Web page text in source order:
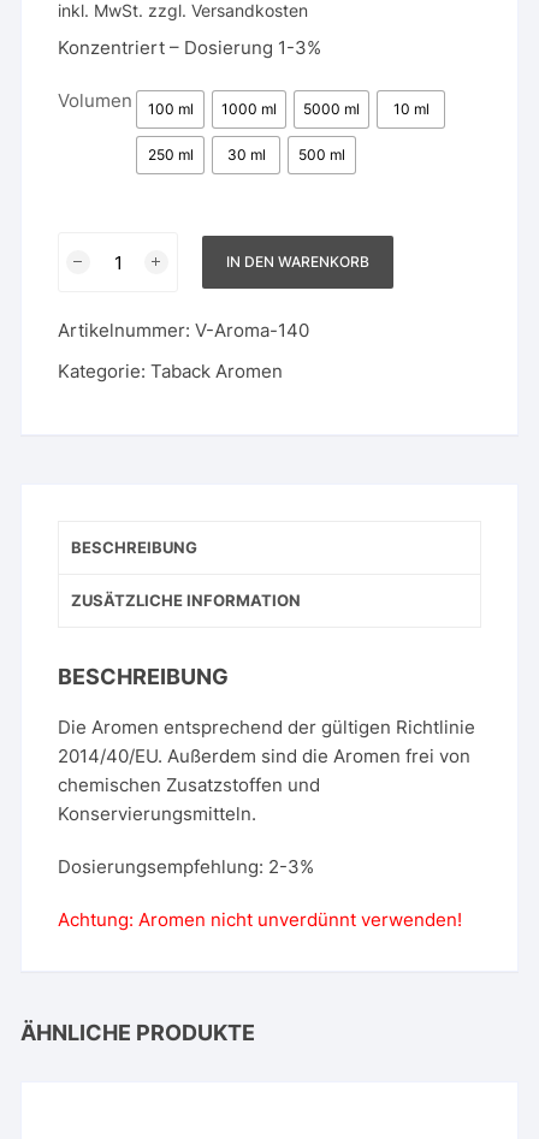
inkl. MwSt. zzgl.Versandkosten
Konzentriert – Dosierung 1-3%
Volumen 100 ml 1000 ml 5000 ml 10 ml
250 ml 30 ml 500 ml
IN DEN WARENKORB
Artikelnummer:V-Aroma-140
Kategorie:Taback Aromen
BESCHREIBUNG
ZUSÄTZLICHE INFORMATION
BESCHREIBUNG
Die Aromen entsprechend der gültigen Richtlinie
2014/40/EU. Außerdem sind die Aromen frei von
chemischen Zusatzstoffen und
Konservierungsmitteln.
Dosierungsempfehlung: 2-3%
Achtung: Aromen nicht unverdünnt verwenden!
ÄHNLICHE PRODUKTE